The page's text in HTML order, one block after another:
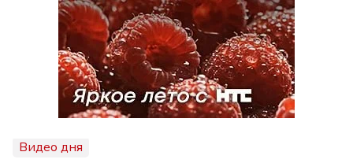
Видео дня